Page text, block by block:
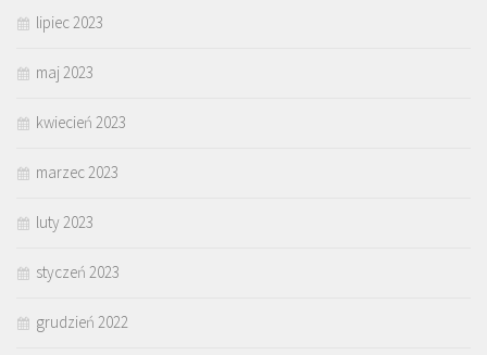
lipiec 2023
maj 2023
kwiecień 2023
marzec 2023
luty 2023
styczeń 2023
grudzień 2022